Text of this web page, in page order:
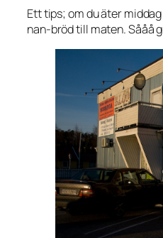
Ett tips; om du äter
nan-bröd till maten. Sååå